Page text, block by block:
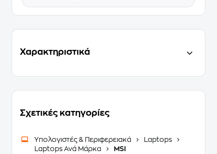
Χαρακτηριστικά
Σχετικές κατηγορίες
Υπολογιστές & Περιφερειακά
Laptops
Laptops Ανά Μάρκα
MSI